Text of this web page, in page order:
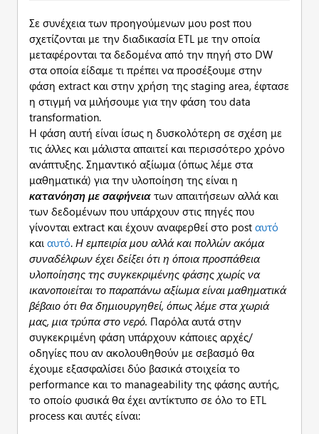
Σε συνέχεια των προηγούμενων μου post που
σχετίζονται με την διαδικασία ETL με την οποία
μεταφέρονται τα δεδομένα από την πηγή στο DW
στα οποία είδαμε τι πρέπει να προσέξουμε στην
φάση extract και στην χρήση της staging area, έφτασε
η στιγμή να μιλήσουμε για την φάση του data
transformation.
Η φάση αυτή είναι ίσως η δυσκολότερη σε σχέση με
τις άλλες και μάλιστα απαιτεί και περισσότερο χρόνο
ανάπτυξης. Σημαντικό αξίωμα (όπως λέμε στα
μαθηματικά) για την υλοποίηση της είναι η
κατανόηση με σαφήνεια των απαιτήσεων αλλά και
των δεδομένων που υπάρχουν στις πηγές που
γίνονται extract και έχουν αναφερθεί στο post αυτό
και αυτό. Η εμπειρία μου αλλά και πολλών ακόμα
συναδέλφων έχει δείξει ότι η όποια προσπάθεια
υλοποίησης της συγκεκριμένης φάσης χωρίς να
ικανοποιείται το παραπάνω αξίωμα είναι μαθηματικά
βέβαιο ότι θα δημιουργηθεί, όπως λέμε στα χωριά
μας, μια τρύπα στο νερό. Παρόλα αυτά στην
συγκεκριμένη φάση υπάρχουν κάποιες αρχές/
οδηγίες που αν ακολουθηθούν με σεβασμό θα
έχουμε εξασφαλίσει δύο βασικά στοιχεία το
performance και το manageability της φάσης αυτής,
το οποίο φυσικά θα έχει αντίκτυπο σε όλο το ETL
process και αυτές είναι: